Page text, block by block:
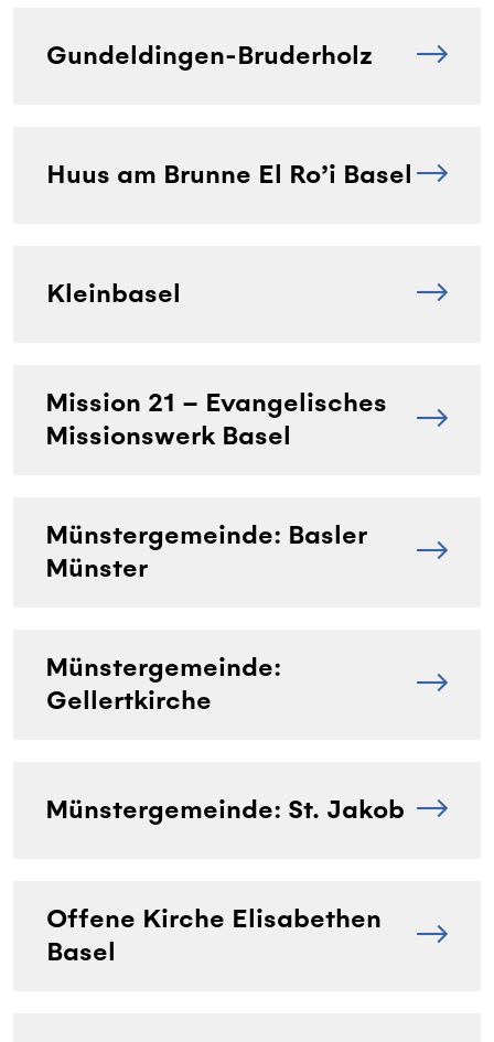
Gundeldingen-Bruderholz
Huus am Brunne El Ro’i Basel
Kleinbasel
Mission 21 – Evangelisches
Missionswerk Basel
Münstergemeinde: Basler
Münster
Münstergemeinde:
Gellertkirche
Münstergemeinde: St. Jakob
Offene Kirche Elisabethen
Basel